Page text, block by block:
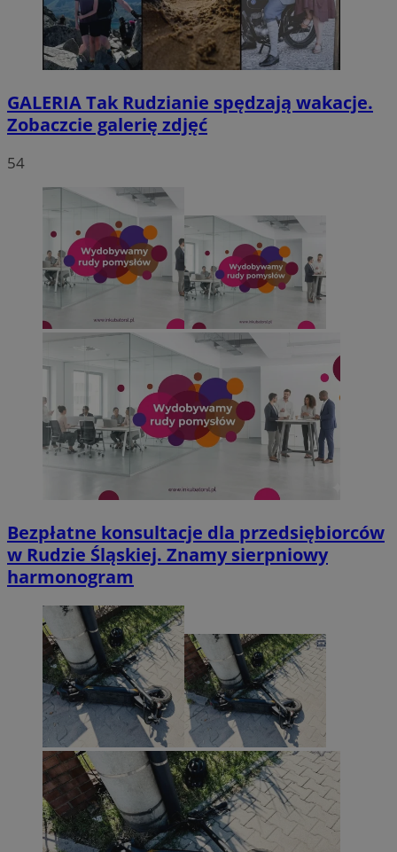
GALERIATak Rudzianie spędzają wakacje.
Zobaczcie galerię zdjęć
54
Bezpłatne konsultacje dla przedsiębiorców
w Rudzie Śląskiej. Znamy sierpniowy
harmonogram